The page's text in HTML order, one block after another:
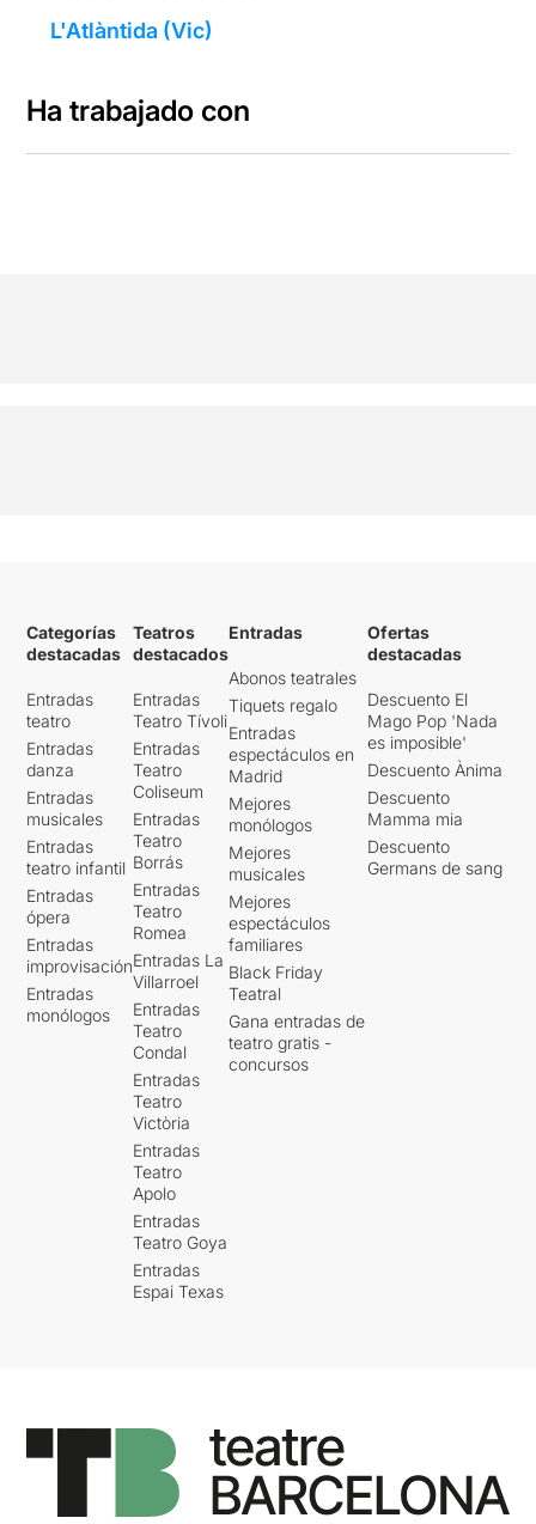
L'Atlàntida (Vic)
Ha trabajado con
Categorías
destacadas
Entradas
teatro
Entradas
danza
Entradas
musicales
Entradas
teatro infantil
Entradas
ópera
Entradas
improvisación
Entradas
monólogos
Teatros
destacados
Entradas
Teatro Tívoli
Entradas
Teatro
Coliseum
Entradas
Teatro
Borrás
Entradas
Teatro
Romea
Entradas La
Villarroel
Entradas
Teatro
Condal
Entradas
Teatro
Victòria
Entradas
Teatro
Apolo
Entradas
Teatro Goya
Entradas
Espai Texas
Entradas
Abonos teatrales
Tiquets regalo
Entradas
espectáculos en
Madrid
Mejores
monólogos
Mejores
musicales
Mejores
espectáculos
familiares
Black Friday
Teatral
Gana entradas de
teatro gratis -
concursos
Ofertas
destacadas
Descuento El
Mago Pop 'Nada
es imposible'
Descuento Ànima
Descuento
Mamma mia
Descuento
Germans de sang